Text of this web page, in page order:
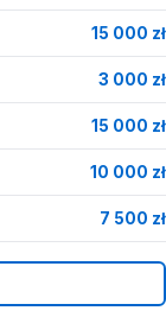
15 000 zł
3 000 zł
15 000 zł
10 000 zł
7 500 zł